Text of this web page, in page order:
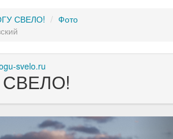
СВЕЛО!
Фото
svelo.ru